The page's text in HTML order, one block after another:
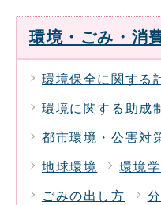
環境・ごみ・消
環境保全に関する
環境に関する助成
都市環境・公害対
地球環境 環境
ごみの出し方